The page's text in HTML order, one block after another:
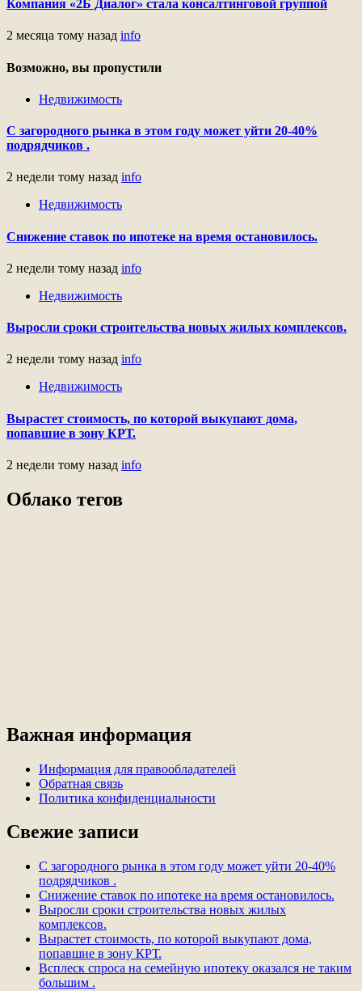
Компания «2Б Диалог» стала консалтинговой группой
2 месяца тому назад info
Возможно, вы пропустили
Недвижимость
С загородного рынка в этом году может уйти 20-40%
подрядчиков .
2 недели тому назад info
Недвижимость
Снижение ставок по ипотеке на время остановилось.
2 недели тому назад info
Недвижимость
Выросли сроки строительства новых жилых комплексов.
2 недели тому назад info
Недвижимость
Вырастет стоимость, по которой выкупают дома,
попавшие в зону КРТ.
2 недели тому назад info
Облако тегов
Важная информация
Информация для правообладателей
Обратная связь
Политика конфиденциальности
Свежие записи
С загородного рынка в этом году может уйти 20-40%
подрядчиков .
Снижение ставок по ипотеке на время остановилось.
Выросли сроки строительства новых жилых
комплексов.
Вырастет стоимость, по которой выкупают дома,
попавшие в зону КРТ.
Всплеск спроса на семейную ипотеку оказался не таким
большим .